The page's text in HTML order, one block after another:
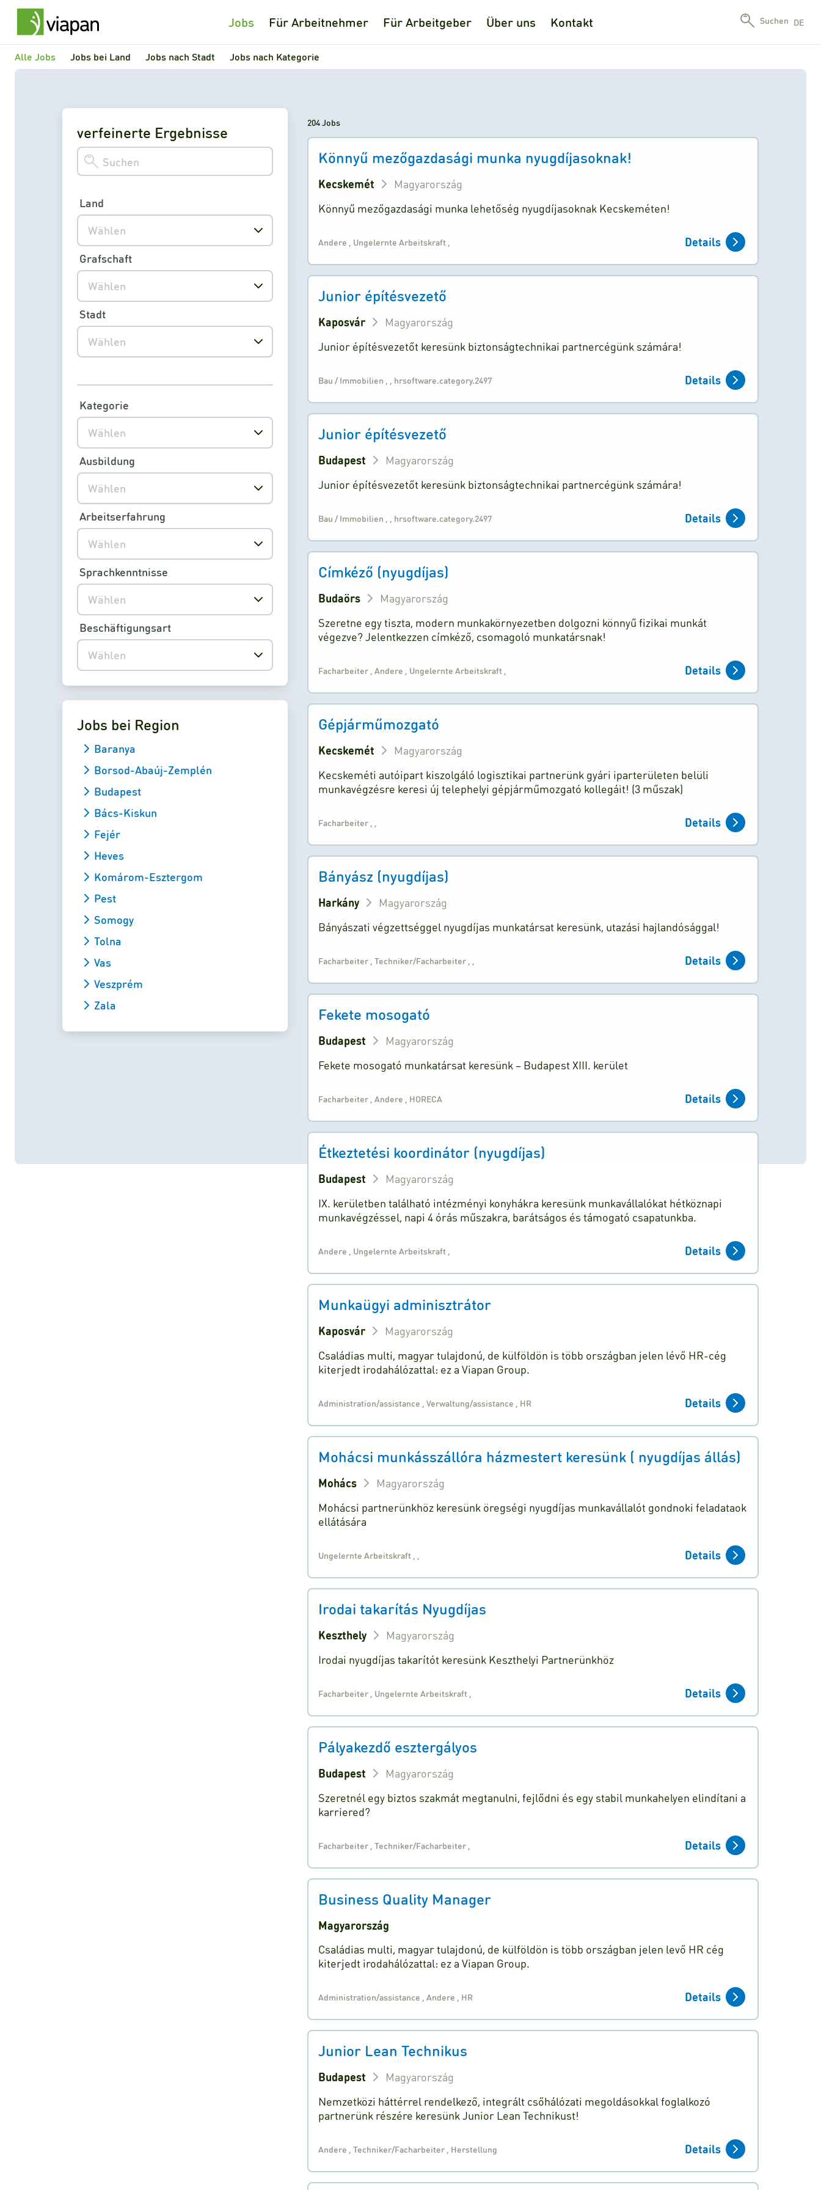
Jobs Für Arbeitnehmer Für Arbeitgeber Über uns Kontakt Suchen DE
Alle Jobs Jobs bei Land Jobs nach Stadt Jobs nach Kategorie
verfeinerte Ergebnisse
Wählen
Land
Wählen
Grafschaft
Wählen
Stadt
Wählen
Kategorie
Wählen
Ausbildung
Wählen
Arbeitserfahrung
Wählen
Sprachkenntnisse
Wählen
Beschäftigungsart
Jobs bei Region
Baranya
Borsod-Abaúj-Zemplén
Budapest
Bács-Kiskun
Fejér
Heves
Komárom-Esztergom
Pest
Somogy
Tolna
Vas
Veszprém
Zala
204 Jobs
Könnyű mezőgazdasági munka nyugdíjasoknak!
Kecskemét
Magyarország
Könnyű mezőgazdasági munka lehetőség nyugdíjasoknak Kecskeméten!
Andere Ungelernte Arbeitskraft Details
Junior építésvezető
Kaposvár
Magyarország
Junior építésvezetőt keresünk biztonságtechnikai partnercégünk számára!
Bau / Immobilien hrsoftware.category.2497 Details
Junior építésvezető
Budapest
Magyarország
Junior építésvezetőt keresünk biztonságtechnikai partnercégünk számára!
Bau / Immobilien hrsoftware.category.2497 Details
Címkéző (nyugdíjas)
Budaörs
Magyarország
Szeretne egy tiszta, modern munkakörnyezetben dolgozni könnyű fizikai munkát
végezve? Jelentkezzen címkéző, csomagoló munkatársnak!
Facharbeiter Andere Ungelernte Arbeitskraft Details
Gépjárműmozgató
Kecskemét
Magyarország
Kecskeméti autóipart kiszolgáló logisztikai partnerünk gyári iparterületen belüli
munkavégzésre keresi új telephelyi gépjárműmozgató kollegáit! (3 műszak)
Facharbeiter Details
Bányász (nyugdíjas)
Harkány
Magyarország
Bányászati végzettséggel nyugdíjas munkatársat keresünk, utazási hajlandósággal!
Facharbeiter ,Techniker/Facharbeiter Details
Fekete mosogató
Budapest
Magyarország
Fekete mosogató munkatársat keresünk – Budapest XIII. kerület
Facharbeiter Andere HORECA Details
Étkeztetési koordinátor (nyugdíjas)
Budapest
Magyarország
IX. kerületben található intézményi konyhákra keresünk munkavállalókat hétköznapi
munkavégzéssel, napi 4 órás műszakra, barátságos és támogató csapatunkba.
Andere Ungelernte Arbeitskraft Details
Munkaügyi adminisztrátor
Kaposvár
Magyarország
Családias multi, magyar tulajdonú, de külföldön is több országban jelen lévő HR-cég
kiterjedt irodahálózattal: ez a Viapan Group.
Administration/assistance ,Verwaltung/assistance HR Details
Mohácsi munkásszállóra házmestert keresünk ( nyugdíjas állás)
Mohács
Magyarország
Mohácsi partnerünkhöz keresünk öregségi nyugdíjas munkavállalót gondnoki feladataok
ellátására
Ungelernte Arbeitskraft Details
Irodai takarítás Nyugdíjas
Keszthely
Magyarország
Irodai nyugdíjas takarítót keresünk Keszthelyi Partnerünkhöz
Facharbeiter Ungelernte Arbeitskraft Details
Pályakezdő esztergályos
Budapest
Magyarország
Szeretnél egy biztos szakmát megtanulni, fejlődni és egy stabil munkahelyen elindítani a
karriered?
Facharbeiter ,Techniker/Facharbeiter Details
Business Quality Manager
Magyarország
Családias multi, magyar tulajdonú, de külföldön is több országban jelen levő HR cég
kiterjedt irodahálózattal: ez a Viapan Group.
Administration/assistance Andere HR Details
Junior Lean Technikus
Budapest
Magyarország
Nemzetközi háttérrel rendelkező, integrált csőhálózati megoldásokkal foglalkozó
partnerünk részére keresünk Junior Lean Technikust!
Andere ,Techniker/Facharbeiter Herstellung Details